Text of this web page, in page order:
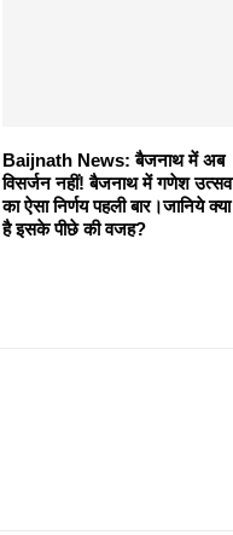
Baijnath News: बैजनाथ में अब
विसर्जन नहीं! बैजनाथ में गणेश उत्सव
का ऐसा निर्णय पहली बार।जानिये क्या
है इसके पीछे की वजह?